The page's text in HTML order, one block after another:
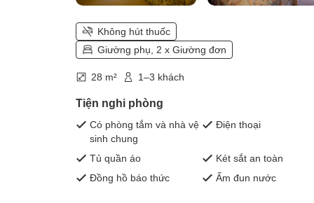
Không hút thuốc
Giường phụ, 2 x Giường đơn
28 m² 1–3 khách
Tiện nghi phòng
Có phòng tắm và nhà vệ
sinh chung
Điện thoại
Tủ quần áo
Két sắt an toàn
Đồng hồ báo thức
Ấm đun nước